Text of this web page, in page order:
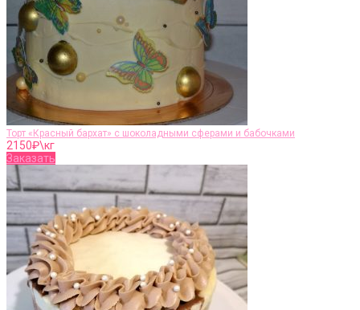
Торт «Красный бархат» с шоколадными сферами и бабочками
2150₽\кг
Заказать